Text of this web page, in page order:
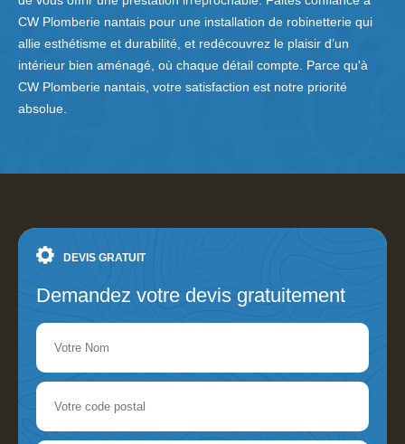
CW Plomberie nantais pour une installation de robinetterie qui
allie esthétisme et durabilité, et redécouvrez le plaisir d’un
intérieur bien aménagé, où chaque détail compte. Parce qu'à
CW Plomberie nantais, votre satisfaction est notre priorité
absolue.
DEVIS GRATUIT
Demandez votre devis gratuitement